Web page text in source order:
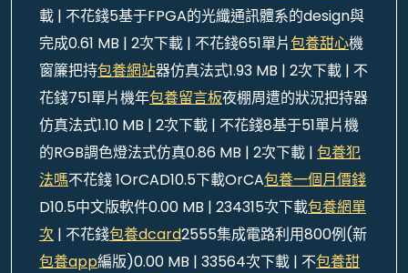
載 | 不花錢5基于FPGA的光纖通訊體系的design與
完成0.61 MB | 2次下載 | 不花錢651單片包養甜心機
窗簾把持包養網站器仿真法式1.93 MB | 2次下載 | 不
花錢751單片機年包養留言板夜棚周遭的狀況把持器
仿真法式1.10 MB | 2次下載 | 不花錢8基于51單片機
的RGB調色燈法式仿真0.86 MB | 2次下載 | 包養犯
法嗎不花錢 1OrCAD10.5下載OrCA包養一個月價錢
D10.5中文版軟件0.00 MB | 234315次下載包養網單
次 | 不花錢包養dcard2555集成電路利用800例(新
包養app編版)0.00 MB | 33564次下載 | 不包養甜